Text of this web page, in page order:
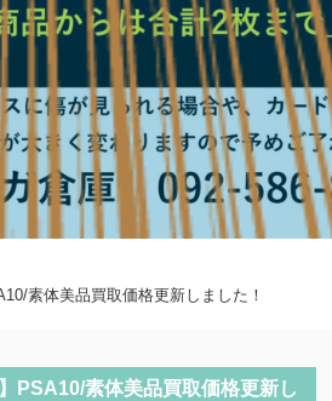
素体美品買取価格更新しました！
PSA10/素体美品買取価格更新し